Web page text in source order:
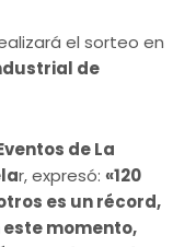
el sorteo en
de
de La
r, expresó: «120
es un récord,
momento,